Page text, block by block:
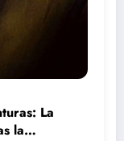
La
la